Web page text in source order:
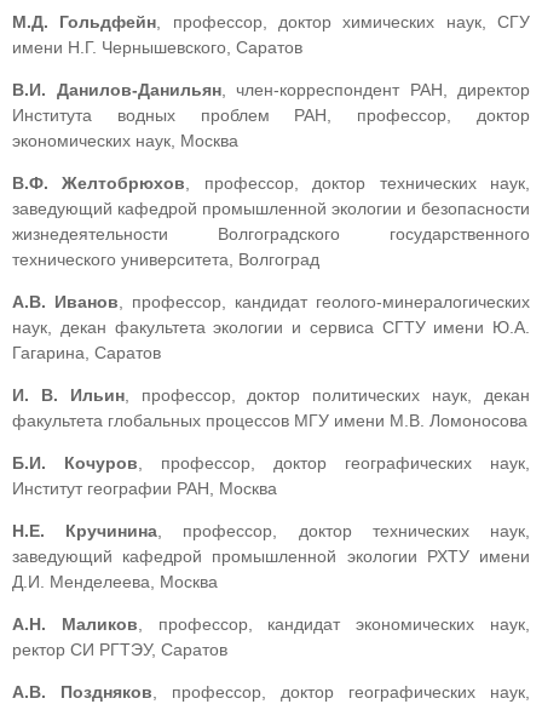
М.Д. Гольдфейн , профессор, доктор химических наук, СГУ
имени Н.Г. Чернышевского, Саратов
В.И. Данилов-Данильян, член-корреспондент РАН, директор
Института водных проблем РАН, профессор, доктор
экономических наук, Москва
В.Ф. Желтобрюхов , профессор, доктор технических наук,
заведующий кафедрой промышленной экологии и безопасности
жизнедеятельности Волгоградского государственного
технического университета, Волгоград
А.В. Иванов , профессор, кандидат геолого-минералогических
наук, декан факультета экологии и сервиса СГТУ имени Ю.А.
Гагарина, Саратов
И. В. Ильин, профессор, доктор политических наук, декан
факультета глобальных процессов МГУ имени М.В. Ломоносова
Б.И. Кочуров , профессор, доктор географических наук,
Институт географии РАН, Москва
Н.Е. Кручинина , профессор, доктор технических наук,
заведующий кафедрой промышленной экологии РХТУ имени
Д.И. Менделеева, Москва
А.Н. Маликов , профессор, кандидат экономических наук,
ректор СИ РГТЭУ, Саратов
А.В. Поздняков , профессор, доктор географических наук,